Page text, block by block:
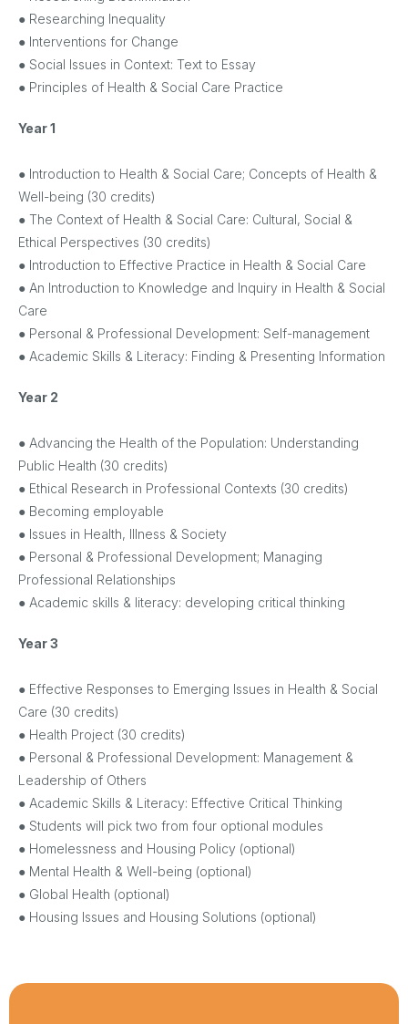
● Researching Inequality
● Interventions for Change
● Social Issues in Context: Text to Essay
● Principles of Health & Social Care Practice
Year 1
● Introduction to Health & Social Care; Concepts of Health &
Well-being (30 credits)
● The Context of Health & Social Care: Cultural, Social &
Ethical Perspectives (30 credits)
● Introduction to Effective Practice in Health & Social Care
● An Introduction to Knowledge and Inquiry in Health & Social
Care
● Personal & Professional Development: Self-management
● Academic Skills & Literacy: Finding & Presenting Information
Year 2
● Advancing the Health of the Population: Understanding
Public Health (30 credits)
● Ethical Research in Professional Contexts (30 credits)
● Becoming employable
● Issues in Health, Illness & Society
● Personal & Professional Development; Managing
Professional Relationships
● Academic skills & literacy: developing critical thinking
Year 3
● Effective Responses to Emerging Issues in Health & Social
Care (30 credits)
● Health Project (30 credits)
● Personal & Professional Development: Management &
Leadership of Others
● Academic Skills & Literacy: Effective Critical Thinking
● Students will pick two from four optional modules
● Homelessness and Housing Policy (optional)
● Mental Health & Well-being (optional)
● Global Health (optional)
● Housing Issues and Housing Solutions (optional)